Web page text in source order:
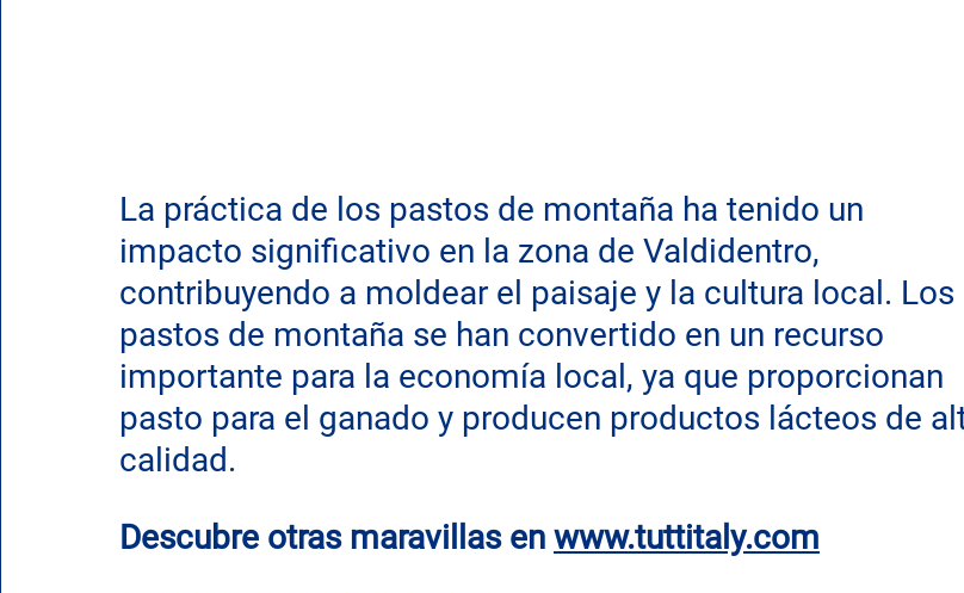
La práctica de los pastos de montaña ha tenido un
impacto significativo en la zona de Valdidentro,
contribuyendo a moldear el paisaje y la cultura local. Los
pastos de montaña se han convertido en un recurso
importante para la economía local, ya que proporcionan
pasto para el ganado y producen productos lácteos de
calidad.
Descubre otras maravillas en www.tuttitaly.com